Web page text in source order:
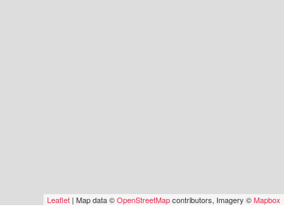
Leaflet | Map data ©OpenStreetMapcontributors, Imagery ©Mapbox